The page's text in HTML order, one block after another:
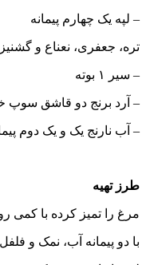
– لپه یک چهارم پیمانه
تره، جعفری، نعناع و
– سیر ۱ بوته
– آرد برنج دو قاشق سوپ
– آب نارنج یک و یک دوم
طرز تهیه
مرغ را تمیز کرده با کمی
با دو پیمانه آب، نمک و